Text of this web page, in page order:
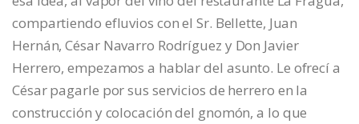
compartiendo efluvios con el Sr. Bellette, Juan
Hernán, César Navarro Rodríguez y Don Javier
Herrero, empezamos a hablar del asunto. Le ofrecí a
César pagarle por sus servicios de herrero en la
construcción y colocación del gnomón, a lo que